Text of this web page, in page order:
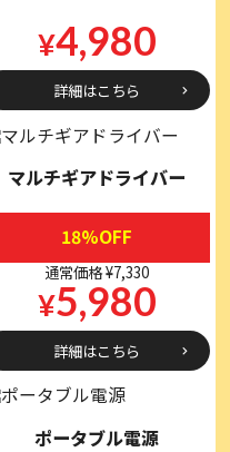
¥4,980
詳細はこちら
マルチギアドライバー
18%OFF
通常価格 ¥7,330
¥5,980
詳細はこちら
ポータブル電源